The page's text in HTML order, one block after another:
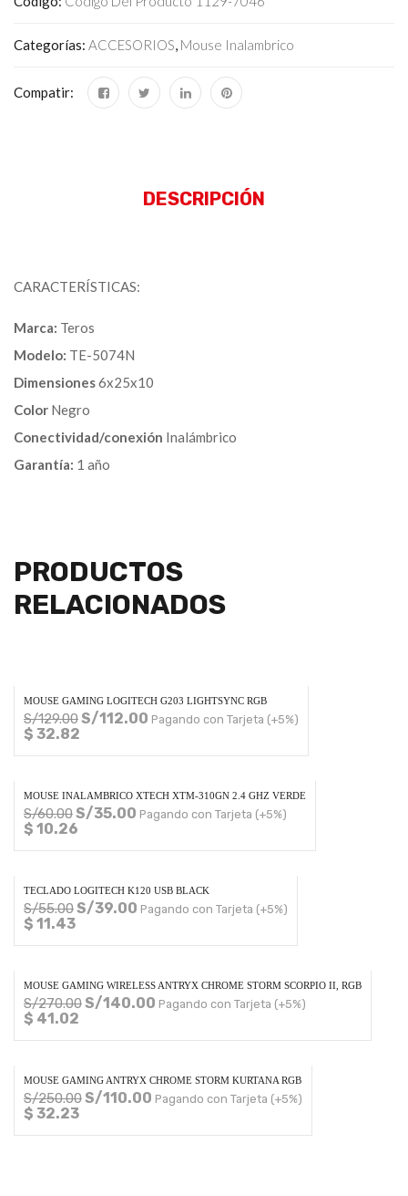
Categorías: ACCESORIOS, Mouse Inalambrico
Compatir:
DESCRIPCIÓN
CARACTERÍSTICAS:
Marca: Teros
Modelo: TE-5074N
Dimensiones6x25x10
Color Negro
Conectividad/conexión Inalámbrico
Garantía: 1 año
PRODUCTOS
RELACIONADOS
MOUSE GAMING LOGITECH G203 LIGHTSYNC RGB
S/129.00S/112.00 Pagando con Tarjeta (+5%)
$ 32.82
MOUSE INALAMBRICO XTECH XTM-310GN 2.4 GHZ VERDE
S/60.00S/35.00 Pagando con Tarjeta (+5%)
$ 10.26
TECLADO LOGITECH K120 USB BLACK
S/55.00S/39.00 Pagando con Tarjeta (+5%)
$ 11.43
MOUSE GAMING WIRELESS ANTRYX CHROME STORM SCORPIO II, RGB
S/270.00S/140.00 Pagando con Tarjeta (+5%)
$ 41.02
MOUSE GAMING ANTRYX CHROME STORM KURTANA RGB
S/250.00S/110.00 Pagando con Tarjeta (+5%)
$ 32.23